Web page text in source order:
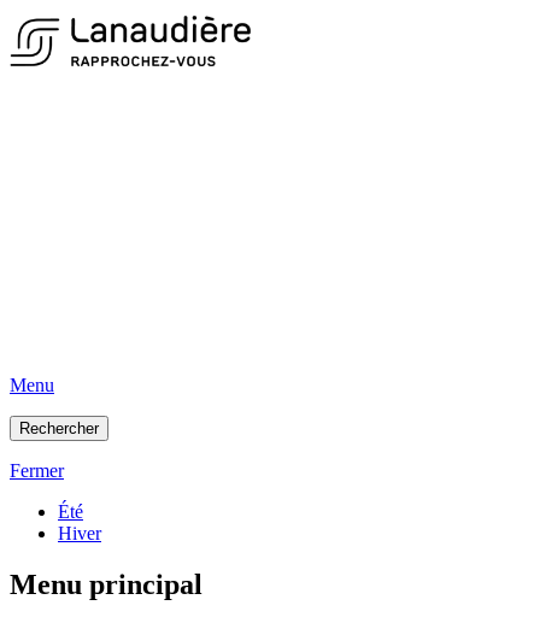
Menu
Rechercher
Fermer
Été
Hiver
Menu principal